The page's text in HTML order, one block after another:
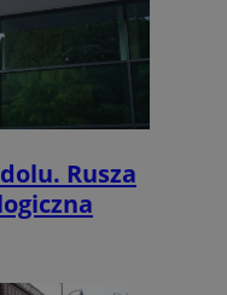
Rusza